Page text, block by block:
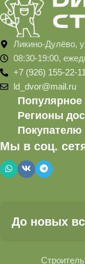
Ликино-Дулёво,
08:30-19:00,
+7 (926) 155-22-11
ld_dvor@mail.ru
Популярное
Регионы
Покупателю
Мы в соц.
До новых